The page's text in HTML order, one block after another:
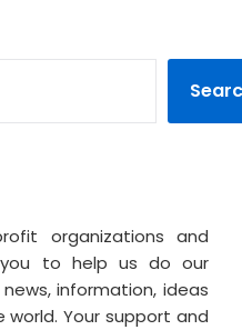
organizations and
to help us do our
information, ideas
Your support and